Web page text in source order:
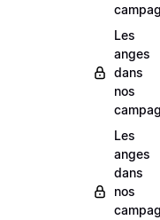
Les
anges
dans
nos
Les
anges
dans
nos